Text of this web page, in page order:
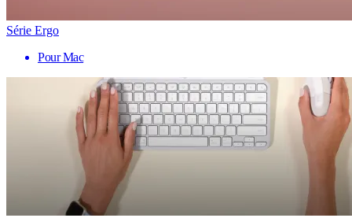
Série Ergo
Pour Mac